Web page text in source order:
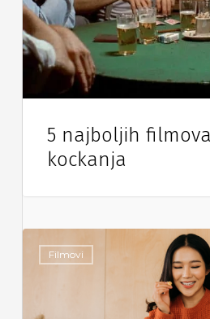
5 najboljih
kockanja
Filmovi